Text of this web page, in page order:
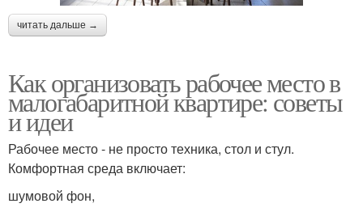
читать дальше →
Как организовать рабочее место в
малогабаритной квартире: советы
и идеи
Рабочее место - не просто техника, стол и стул.
Комфортная среда включает:
шумовой фон,